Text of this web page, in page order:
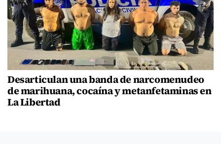
Desarticulan una banda de narcomenudeo
de marihuana, cocaína y metanfetaminas en
La Libertad